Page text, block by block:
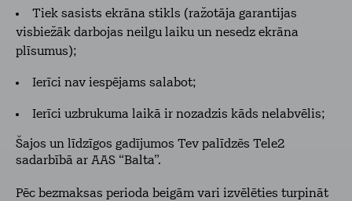
Tiek sasists ekrāna stikls (ražotāja garantijas
visbiežāk darbojas neilgu laiku un nesedz ekrāna
plīsumus);
Ierīci nav iespējams salabot;
Ierīci uzbrukuma laikā ir nozadzis kāds nelabvēlis;
Šajos un līdzīgos gadījumos Tev palīdzēs Tele2
sadarbībā ar AAS “Balta”.
Pēc bezmaksas perioda beigām vari izvēlēties turpināt